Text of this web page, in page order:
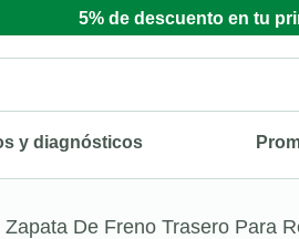
5% de descuento en tu
y diagnósticos
Zapata De Freno Trasero Para